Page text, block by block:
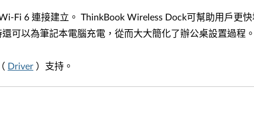
Fi 6 連接建立。 ThinkBook Wireless Dock可幫助用戶更
可以為筆記本電腦充電，從而大大簡化了辦公桌設置過程
Driver ）支持。